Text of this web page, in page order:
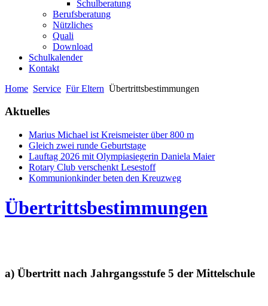
Schulberatung
Berufsberatung
Nützliches
Quali
Download
Schulkalender
Kontakt
Home Service Für Eltern Übertrittsbestimmungen
Aktuelles
Marius Michael ist Kreismeister über 800 m
Gleich zwei runde Geburtstage
Lauftag 2026 mit Olympiasiegerin Daniela Maier
Rotary Club verschenkt Lesestoff
Kommunionkinder beten den Kreuzweg
Übertrittsbestimmungen
a) Übertritt nach Jahrgangsstufe 5 der Mittelschule